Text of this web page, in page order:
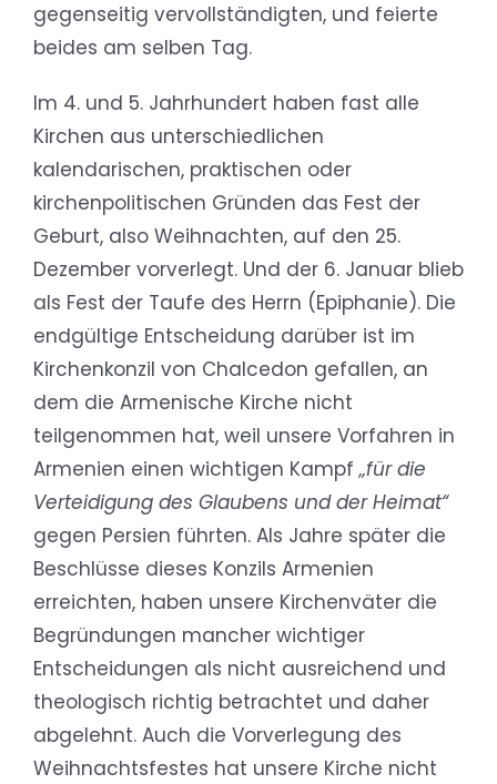
gegenseitig vervollständigten, und feierte
beides am selben Tag.
Im 4. und 5. Jahrhundert haben fast alle
Kirchen aus unterschiedlichen
kalendarischen, praktischen oder
kirchenpolitischen Gründen das Fest der
Geburt, also Weihnachten, auf den 25.
Dezember vorverlegt. Und der 6. Januar blieb
als Fest der Taufe des Herrn (Epiphanie). Die
endgültige Entscheidung darüber ist im
Kirchenkonzil von Chalcedon gefallen, an
dem die Armenische Kirche nicht
teilgenommen hat, weil unsere Vorfahren in
Armenien einen wichtigen Kampf„für die
Verteidigung des Glaubens und der Heimat“
gegen Persien führten. Als Jahre später die
Beschlüsse dieses Konzils Armenien
erreichten, haben unsere Kirchenväter die
Begründungen mancher wichtiger
Entscheidungen als nicht ausreichend und
theologisch richtig betrachtet und daher
abgelehnt. Auch die Vorverlegung des
Weihnachtsfestes hat unsere Kirche nicht